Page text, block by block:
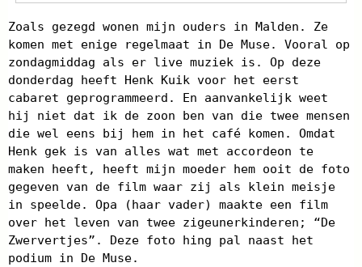
Zoals gezegd wonen mijn ouders in Malden. Ze
komen met enige regelmaat in De Muse. Vooral op
zondagmiddag als er live muziek is. Op deze
donderdag heeft Henk Kuik voor het eerst
cabaret geprogrammeerd. En aanvankelijk weet
hij niet dat ik de zoon ben van die twee mensen
die wel eens bij hem in het café komen. Omdat
Henk gek is van alles wat met accordeon te
maken heeft, heeft mijn moeder hem ooit de foto
gegeven van de film waar zij als klein meisje
in speelde. Opa (haar vader) maakte een film
over het leven van twee zigeunerkinderen; “De
Zwervertjes”. Deze foto hing pal naast het
podium in De Muse.